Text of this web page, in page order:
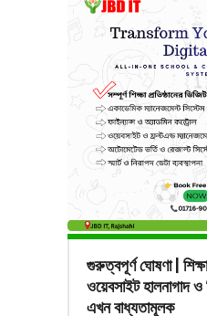
গুরুত্বপূর্ণ ঘোষণা |
ওয়েবসাইট হালনাগাদ
এখন বাধ্যতামূলক